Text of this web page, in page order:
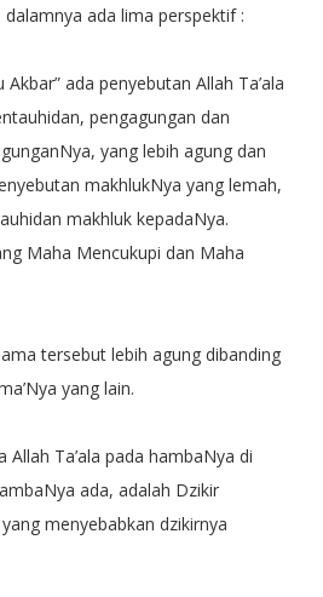
dalamnya ada lima perspektif :
ada penyebutan Allah Ta’ala
pengagungan dan
yang lebih agung dan
makhlukNya yang lemah,
makhluk kepadaNya.
Maha Mencukupi dan Maha
tersebut lebih agung dibanding
yang lain.
Allah Ta’ala pada hambaNya di
ada, adalah Dzikir
menyebabkan dzikirnya